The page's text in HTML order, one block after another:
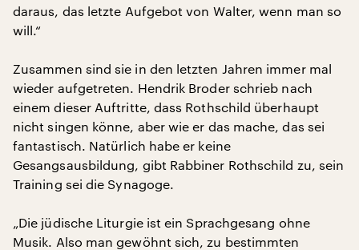
daraus, das letzte Aufgebot von Walter, wenn man so
will.“
Zusammen sind sie in den letzten Jahren immer mal
wieder aufgetreten. Hendrik Broder schrieb nach
einem dieser Auftritte, dass Rothschild überhaupt
nicht singen könne, aber wie er das mache, das sei
fantastisch. Natürlich habe er keine
Gesangsausbildung, gibt Rabbiner Rothschild zu, sein
Training sei die Synagoge.
„Die jüdische Liturgie ist ein Sprachgesang ohne
Musik. Also man gewöhnt sich, zu bestimmten